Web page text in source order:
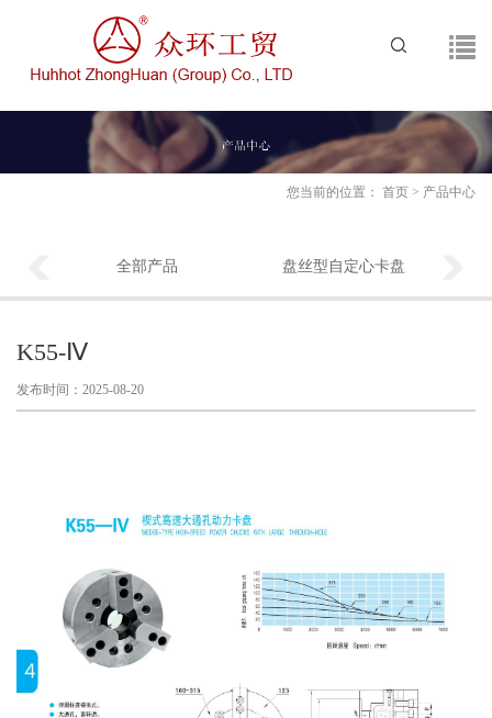
您当前的位置： 首页 > 产品中心
全部产品 盘丝型自定心卡盘
K55-Ⅳ
发布时间：2025-08-20